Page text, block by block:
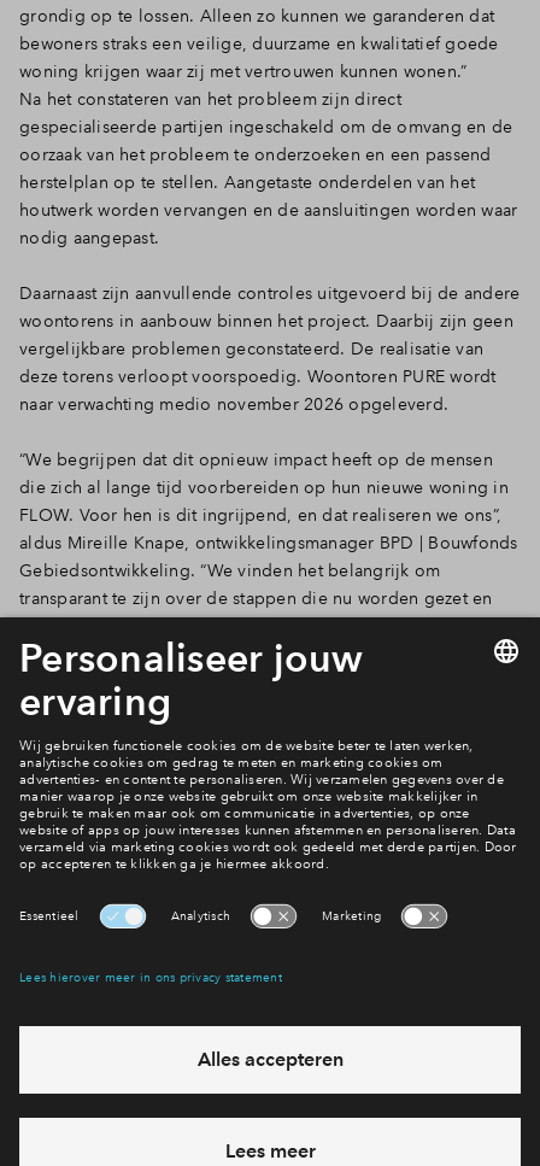
grondig op te lossen. Alleen zo kunnen we garanderen dat
bewoners straks een veilige, duurzame en kwalitatief goede
woning krijgen waar zij met vertrouwen kunnen wonen.”
Na het constateren van het probleem zijn direct
gespecialiseerde partijen ingeschakeld om de omvang en de
oorzaak van het probleem te onderzoeken en een passend
herstelplan op te stellen. Aangetaste onderdelen van het
houtwerk worden vervangen en de aansluitingen worden waar
nodig aangepast.
Daarnaast zijn aanvullende controles uitgevoerd bij de andere
woontorens in aanbouw binnen het project. Daarbij zijn geen
vergelijkbare problemen geconstateerd. De realisatie van
deze torens verloopt voorspoedig. Woontoren PURE wordt
naar verwachting medio november 2026 opgeleverd.
“We begrijpen dat dit opnieuw impact heeft op de mensen
die zich al lange tijd voorbereiden op hun nieuwe woning in
FLOW. Voor hen is dit ingrijpend, en dat realiseren we ons”,
aldus Mireille Knape, ontwikkelingsmanager BPD | Bouwfonds
Gebiedsontwikkeling. “We vinden het belangrijk om
transparant te zijn over de stappen die nu worden gezet en
geïnformeerd.”
De toekomstige bewoners zijn tijdens een bijeenkomst al
geïnformeerd over de situatie. Zodra er meer duidelijkheid is
over de herstelwerkzaamheden en de planning, worden zij
uiteraard opnieuw op de hoogte gebracht.
Interesse? Meld je dan snel aan
Hiermee blijf je op de hoogte van het belangrijkste nieuws en
Ja, ik wil mij aanmelden
Heb je een vraag en wil je direct antwoord? Bel ons op